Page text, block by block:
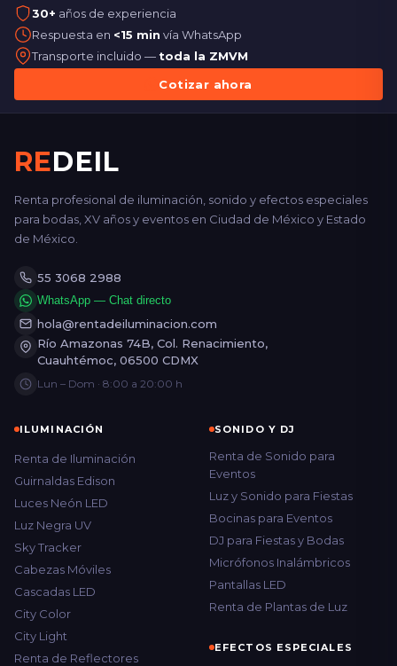
30+ años de experiencia
Respuesta en <15 min vía WhatsApp
Transporte incluido — toda la ZMVM
Cotizar ahora
REDEIL
Renta profesional de iluminación, sonido y efectos especiales
para bodas, XV años y eventos en Ciudad de México y Estado
de México.
55 3068 2988
WhatsApp — Chat directo
hola@rentadeiluminacion.com
Río Amazonas 74B, Col. Renacimiento,
Cuauhtémoc, 06500 CDMX
Lun – Dom · 8:00 a 20:00 h
ILUMINACIÓN
Renta de Iluminación
Guirnaldas Edison
Luces Neón LED
Luz Negra UV
Sky Tracker
Cabezas Móviles
Cascadas LED
City Color
City Light
Renta de Reflectores
SONIDO Y DJ
Renta de Sonido para
Eventos
Luz y Sonido para Fiestas
Bocinas para Eventos
DJ para Fiestas y Bodas
Micrófonos Inalámbricos
Pantallas LED
Renta de Plantas de Luz
EFECTOS ESPECIALES